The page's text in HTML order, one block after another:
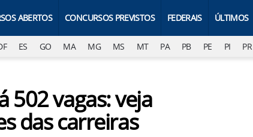
ABERTOS CONCURSOS PREVISTOS FEDERAIS ÚLTIMOS
ES GO MA MG MS MT PA PB PE PI PR
502 vagas: veja
das carreiras